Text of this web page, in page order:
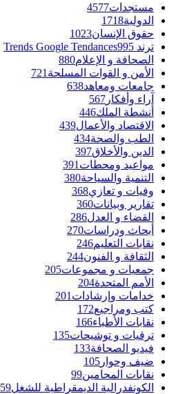
مستجدات4577
الدولية1718
حقوق الإنسان1023
ترند Trends Google Tendances 995
الصحافة و الإعلام880
الأمن و القوات المسلحة 721
جامعات ومعاهد638
آراء وأفكار 567
أنشطة الملك446
الاقتصاد والأعمال439
الطب والصحة434
الدين والأخلاق397
مواعيد ومحطات 391
التنمية والسياحة380
وفيات و تعازي368
تقارير وبيانات360
القضاء و العدل286
أبحاث ودراسات270
نقابات التعليم246
الثقافة و الفنون244
جمعيات و مجموعات205
الأمم المتحدة204
خدامات وإرشادات 201
كتب ومراجيع172
نقابات الأطباء166
ترقيات و توشيحات135
فيديو الصحافة133
ضيف وحوار 105
نقابات المحامين99
الكونفدرالية الديمقراطية للشغل59